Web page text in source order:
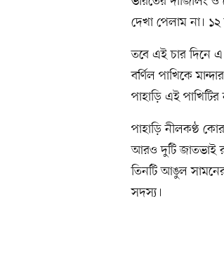
দেখা পেলাম না। ১২
তবে এই চার দিনে
বর্ণিল পাখিকে
পাহাড়ি এই পাখিটির
পাহাড়ি নীলকণ্ঠ
আরও দুটি জাতভাই
তিনটি আঙুল
সদস্য।